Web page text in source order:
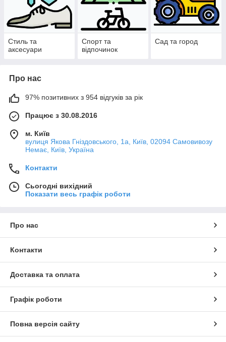
Стиль та
аксесуари
Спорт та
відпочинок
Сад та город
Про нас
97% позитивних з 954 відгуків за рік
Працює з 30.08.2016
м. Київ
вулиця Якова Гніздовського, 1а, Київ, 02094 Самовивозу
Немає, Київ, Україна
Контакти
Сьогодні вихідний
Показати весь графік роботи
Про нас
Контакти
Доставка та оплата
Графік роботи
Повна версія сайту